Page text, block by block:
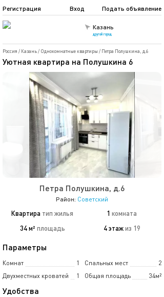
Казань
другой город
Подать объявление
Регистрация Вход
Россия / Казань/ Однокомнатные квартиры / Петра Полушкина, д.6
Уютная квартира на Полушкина 6
Петра Полушкина, д.6
Район: Советский
Квартира тип жилья 1 комната
34 м² площадь 4 этаж из 19
Параметры
Комнат 1 Спальных мест
2
Двухместных кроватей
1 Общая площадь 34м²
Удобства